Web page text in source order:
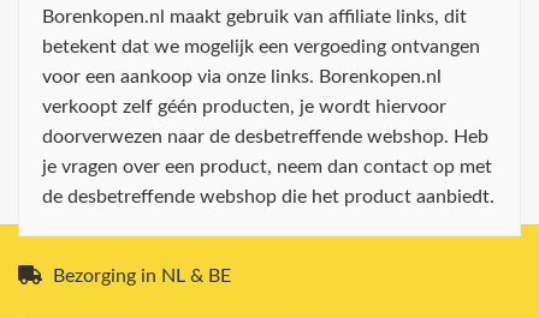
Borenkopen.nl maakt gebruik van affiliate links, dit
betekent dat we mogelijk een vergoeding ontvangen
voor een aankoop via onze links. Borenkopen.nl
verkoopt zelf géén producten, je wordt hiervoor
doorverwezen naar de desbetreffende webshop. Heb
je vragen over een product, neem dan contact op met
de desbetreffende webshop die het product aanbiedt.
Bezorging in NL & BE